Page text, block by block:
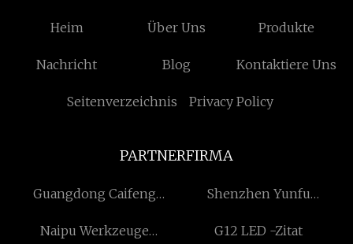
Heim Über Uns Produkte
Nachricht Blog Kontaktiere Uns
Seitenverzeichnis Privacy Policy
PARTNERFIRMA
Guangdong Caifeng
Co., GmbH
Shenzhen Yunfu
Naipu Werkzeuge
G12 LED -Zitat